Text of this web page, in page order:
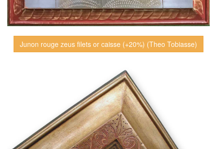
Junon rouge zeus filets or caisse (+20%) (Theo Tobiasse)